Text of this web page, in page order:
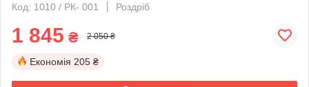
Код: 1010 / РК- 001
Роздріб
1 845 ₴ 2 050 ₴
Економія 205 ₴